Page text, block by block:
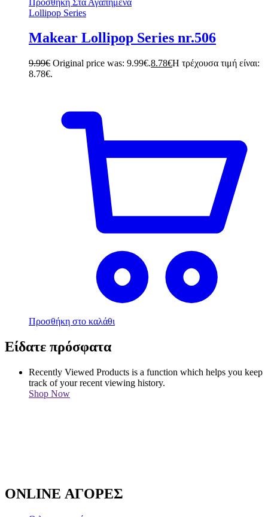
Lollipop Series
Makear Lollipop Series nr.506
9.99€ Original price was: 9.99€.8.78€Η τρέχουσα τιμή είναι:
8.78€.
Προσθήκη στο καλάθι
Είδατε πρόσφατα
Recently Viewed Products is a function which helps you keep
track of your recent viewing history.
Shop Now
ONLINE ΑΓΟΡΕΣ